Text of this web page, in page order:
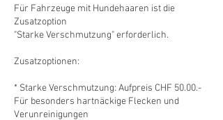
Für Fahrzeuge mit Hundehaaren ist die
Zusatzoption
"Starke Verschmutzung" erforderlich.
Zusatzoptionen:
* Starke Verschmutzung: Aufpreis CHF 50.00.-
Für besonders hartnäckige Flecken und
Verunreinigungen